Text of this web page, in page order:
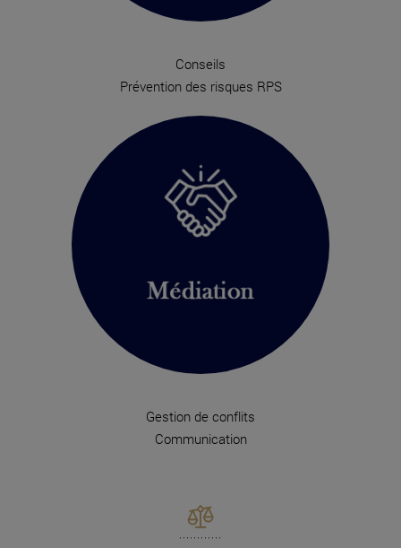
Conseils
Prévention des risques RPS
Gestion de conflits
Communication